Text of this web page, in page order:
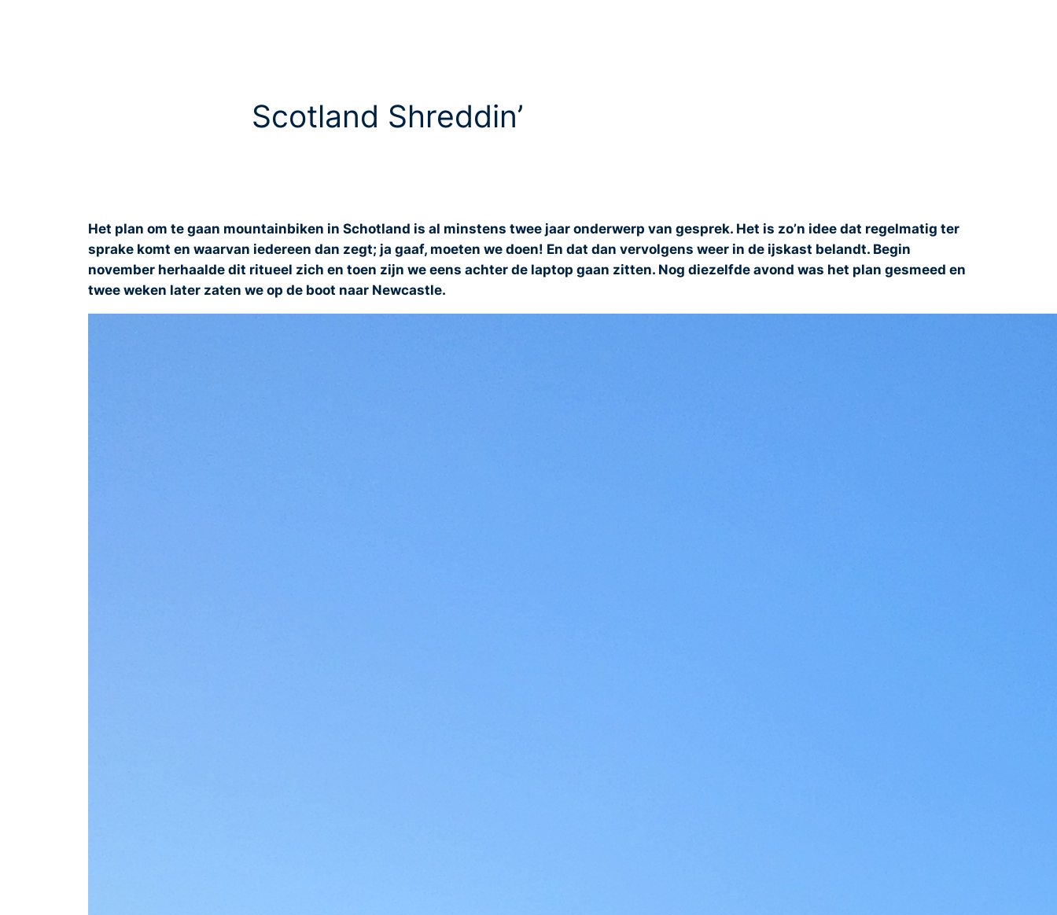
Scotland Shreddin’
Het plan om te gaan mountainbiken in Schotland is al minstens twee jaar onderwerp van gesprek. Het is zo’n idee dat regelmatig ter
sprake komt en waarvan iedereen dan zegt; ja gaaf, moeten we doen! En dat dan vervolgens weer in de ijskast belandt. Begin
november herhaalde dit ritueel zich en toen zijn we eens achter de laptop gaan zitten. Nog diezelfde avond was het plan gesmeed en
twee weken later zaten we op de boot naar Newcastle.